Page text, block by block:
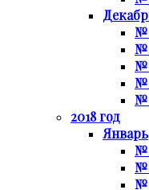
№
№
№
№
№
2018 год
Январь
№
№
№